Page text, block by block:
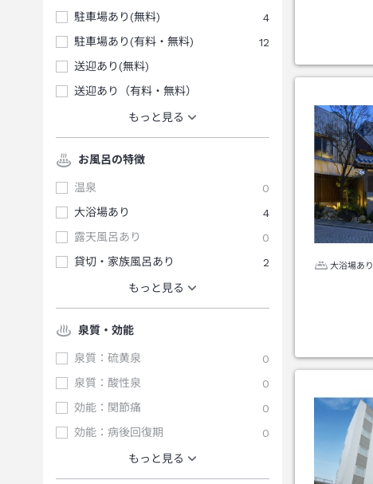
駐車場あり(無料)
4
駐車場あり(有料・無料)
12
送迎あり(無料)
送迎あり（有料・無料）
もっと見る
お風呂の特徴
温泉
0
大浴場あり
4
露天風呂あり
0
貸切・家族風呂あり
2
もっと見る
泉質・効能
泉質：硫黄泉
0
泉質：酸性泉
0
効能：関節痛
0
効能：病後回復期
0
もっと見る
大浴場あり